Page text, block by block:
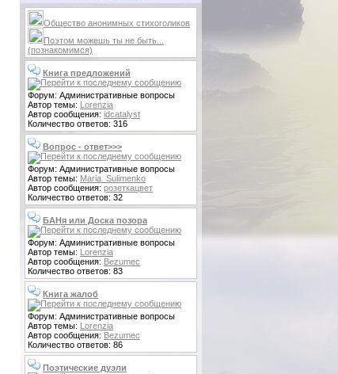
Общество анонимных стихоголиков
Поэтом можешь ты не быть...
(познакомимся)
Книга предложений
Форум: Административные вопросы
Автор темы: Lorenzia
Автор сообщения: idcatalyst
Количество ответов: 316
Вопрос - ответ>>>
Форум: Административные вопросы
Автор темы: Maria_Sulimenko
Автор сообщения: розеткацвет
Количество ответов: 32
БАНя или Доска позора
Форум: Административные вопросы
Автор темы: Lorenzia
Автор сообщения: Bezumec
Количество ответов: 83
Книга жалоб
Форум: Административные вопросы
Автор темы: Lorenzia
Автор сообщения: Bezumec
Количество ответов: 86
Поэтические дуэли